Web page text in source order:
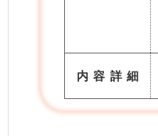
内容詳細